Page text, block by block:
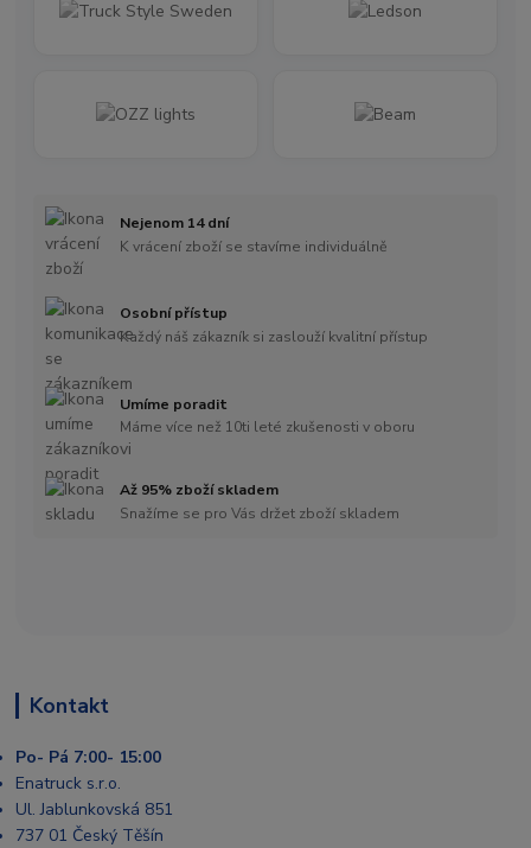
Nejenom 14 dní
K vrácení zboží se stavíme individuálně
Osobní přístup
Každý náš zákazník si zaslouží kvalitní přístup
Umíme poradit
Máme více než 10ti leté zkušenosti v oboru
Až 95% zboží skladem
Snažíme se pro Vás držet zboží skladem
Kontakt
Po- Pá 7:00- 15:00
Enatruck s.r.o.
Ul. Jablunkovská 851
737 01 Český Těšín